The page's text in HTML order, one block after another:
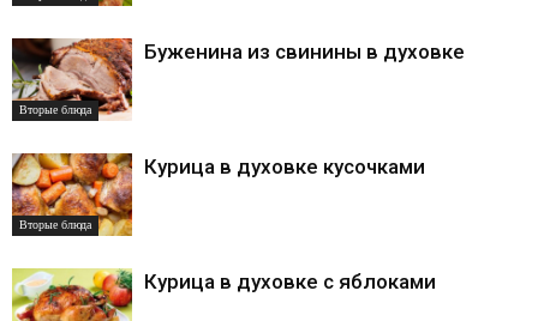
Вторые блюда
Буженина из свинины в духовке
Вторые блюда
Курица в духовке кусочками
Курица в духовке с яблоками